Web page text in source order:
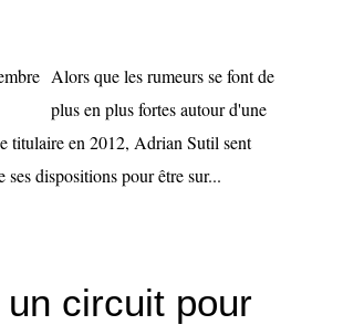
Alors que les rumeurs se font de
plus en plus fortes autour d'une
titulaire en 2012, Adrian Sutil sent
dispositions pour être sur...
circuit pour